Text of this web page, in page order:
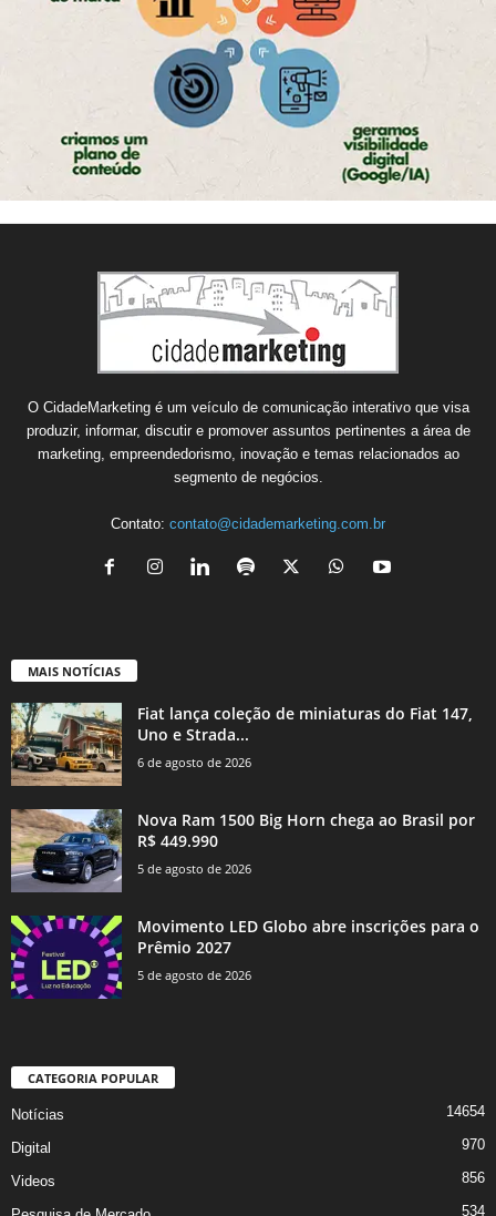
O CidadeMarketing é um veículo de comunicação interativo que visa
produzir, informar, discutir e promover assuntos pertinentes a área de
marketing, empreendedorismo, inovação e temas relacionados ao
segmento de negócios.
Contato: contato@cidademarketing.com.br
MAIS NOTÍCIAS
Fiat lança coleção de miniaturas do Fiat 147,
Uno e Strada...
6 de agosto de 2026
Nova Ram 1500 Big Horn chega ao Brasil por
R$ 449.990
5 de agosto de 2026
Movimento LED Globo abre inscrições para o
Prêmio 2027
5 de agosto de 2026
CATEGORIA POPULAR
Notícias 14654
Digital 970
Videos 856
534